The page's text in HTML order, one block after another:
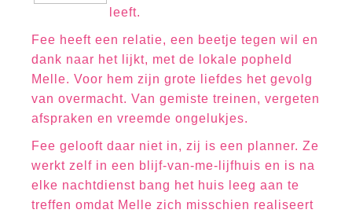
leeft.
Fee heeft een relatie, een beetje tegen wil en
dank naar het lijkt, met de lokale popheld
Melle. Voor hem zijn grote liefdes het gevolg
van overmacht. Van gemiste treinen, vergeten
afspraken en vreemde ongelukjes.
Fee gelooft daar niet in, zij is een planner. Ze
werkt zelf in een blijf-van-me-lijfhuis en is na
elke nachtdienst bang het huis leeg aan te
treffen omdat Melle zich misschien realiseert